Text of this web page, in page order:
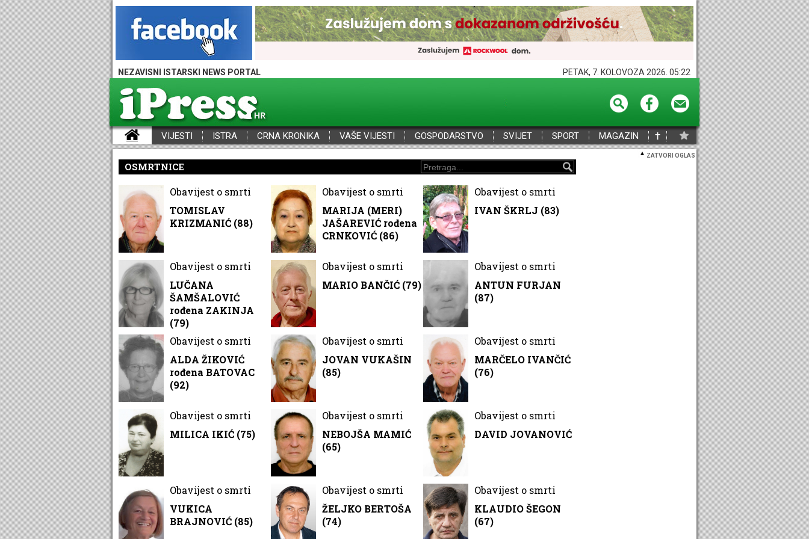
NEZAVISNI ISTARSKI NEWS PORTAL PETAK, 7. KOLOVOZA 2026. 05:22
VIJESTI ISTRA CRNA KRONIKA VAŠE VIJESTI GOSPODARSTVO SVIJET SPORT MAGAZIN †
ZATVORI OGLAS
OSMRTNICE
Obavijest o smrti
TOMISLAV
KRIZMANIĆ (88)
Obavijest o smrti
MARIJA (MERI)
JAŠAREVIĆ rođena
CRNKOVIĆ (86)
Obavijest o smrti
IVAN ŠKRLJ (83)
Obavijest o smrti
LUČANA
ŠAMŠALOVIĆ
rođena ZAKINJA
(79)
Obavijest o smrti
MARIO BANČIĆ (79)
Obavijest o smrti
ANTUN FURJAN
(87)
Obavijest o smrti
ALDA ŽIKOVIĆ
rođena BATOVAC
(92)
Obavijest o smrti
JOVAN VUKAŠIN
(85)
Obavijest o smrti
MARČELO IVANČIĆ
(76)
Obavijest o smrti
MILICA IKIĆ (75)
Obavijest o smrti
NEBOJŠA MAMIĆ
(65)
Obavijest o smrti
DAVID JOVANOVIĆ
Obavijest o smrti
VUKICA
BRAJNOVIĆ (85)
Obavijest o smrti
ŽELJKO BERTOŠA
(74)
Obavijest o smrti
KLAUDIO ŠEGON
(67)